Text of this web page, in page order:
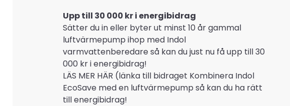
Upp till 30 000 kr i energibidrag
Sätter du in eller byter ut minst 10 år gammal
luftvärmepump ihop med Indol
varmvattenberedare så kan du just nu få upp till 30
000 kr i energibidrag!
LÄS MER HÄR (länka till bidraget Kombinera Indol
EcoSave med en luftvärmepump så kan du ha rätt
till energibidrag!